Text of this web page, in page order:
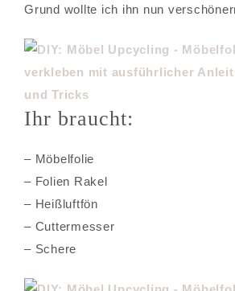
Grund wollte ich ihn nun
Ihr braucht:
– Möbelfolie
– Folien Rakel
– Heißluftfön
– Cuttermesser
– Schere